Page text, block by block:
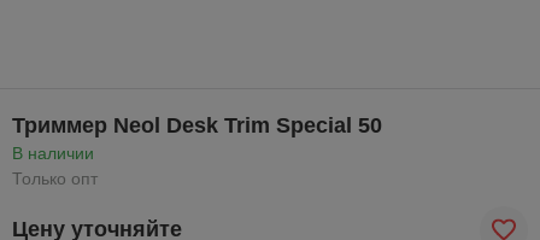
Триммер Neol Desk Trim Special 50
В наличии
Только опт
Цену уточняйте